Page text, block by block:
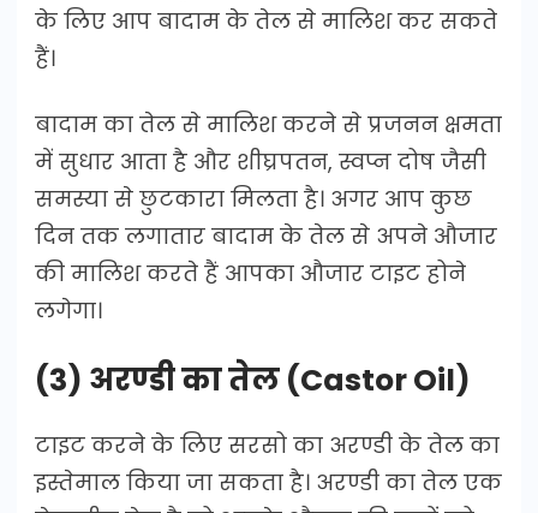
के लिए आप बादाम के तेल से मालिश कर सकते
हैं।
बादाम का तेल से मालिश करने से प्रजनन क्षमता
में सुधार आता है और शीघ्रपतन, स्वप्न दोष जैसी
समस्या से छुटकारा मिलता है। अगर आप कुछ
दिन तक लगातार बादाम के तेल से अपने औजार
की मालिश करते हैं आपका औजार टाइट होने
लगेगा।
(3) अरण्डी का तेल (Castor Oil)
टाइट करने के लिए सरसो का अरण्डी के तेल का
इस्तेमाल किया जा सकता है। अरण्डी का तेल एक